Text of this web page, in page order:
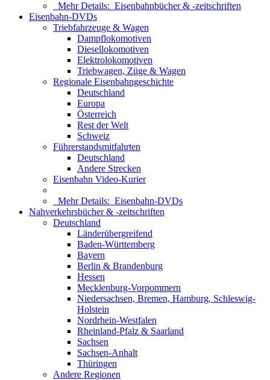
Mehr Details: Eisenbahnbücher & -zeitschriften
Eisenbahn-DVDs
Triebfahrzeuge & Wagen
Dampflokomotiven
Diesellokomotiven
Elektrolokomotiven
Triebwagen, Züge & Wagen
Regionale Eisenbahngeschichte
Deutschland
Europa
Österreich
Rest der Welt
Schweiz
Führerstandsmitfahrten
Deutschland
Andere Strecken
Eisenbahn Video-Kurier
Mehr Details: Eisenbahn-DVDs
Nahverkehrsbücher & -zeitschriften
Deutschland
Länderübergreifend
Baden-Württemberg
Bayern
Berlin & Brandenburg
Hessen
Mecklenburg-Vorpommern
Niedersachsen, Bremen, Hamburg, Schleswig-
Holstein
Nordrhein-Westfalen
Rheinland-Pfalz & Saarland
Sachsen
Sachsen-Anhalt
Thüringen
Andere Regionen